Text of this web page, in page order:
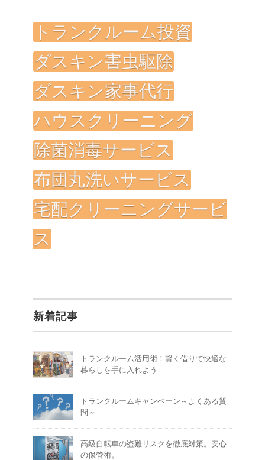
トランクルーム投資
ダスキン害虫駆除
ダスキン家事代行
ハウスクリーニング
除菌消毒サービス
布団丸洗いサービス
宅配クリーニングサービ
ス
新着記事
トランクルーム活用術！賢く借りて快適な
暮らしを手に入れよう
トランクルームキャンペーン～よくある質
問～
高級自転車の盗難リスクを徹底対策。安心
の保管術。